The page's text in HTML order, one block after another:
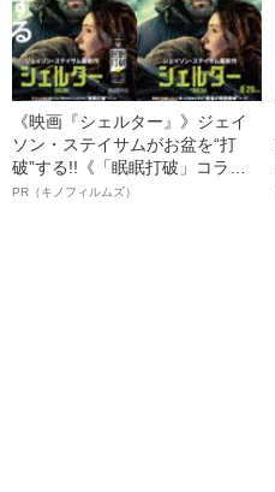
《映画『シェルター』》ジェイ
ソン・ステイサムがお盆を“打
破”する!!《「眠眠打破」コラ
ボ》
PR（キノフィルムズ）